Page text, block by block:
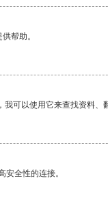
帮助。
可以使用它来查找资料、
全性的连接。